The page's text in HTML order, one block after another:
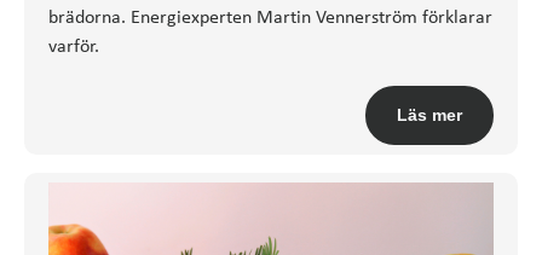
brädorna. Energiexperten Martin Vennerström förklarar
varför.
Läs mer